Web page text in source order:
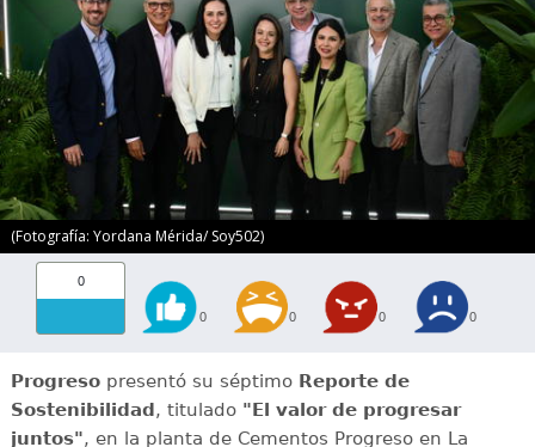
(Fotografía: Yordana Mérida/ Soy502)
0
0 0 0 0
Progresopresentó su séptimo Reporte de
Sostenibilidad, titulado "El valor de progresar
juntos", en la planta de Cementos Progreso en La